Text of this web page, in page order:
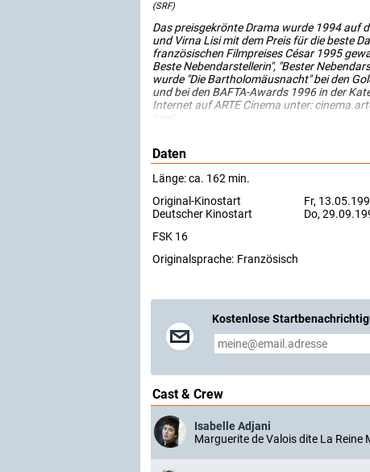
(SRF)
Das preisgekrönte Drama wurde 1994 auf
und Virna Lisi mit dem Preis für die beste
französischen Filmpreises César 1995
Beste Nebendarstellerin", "Bester
wurde "Die Bartholomäusnacht" bei den
und bei den BAFTA-Awards 1996 in der
Internet auf ARTE Cinema unter:
(arte)
Daten
Länge: ca. 162 min.
Original-Kinostart
Fr,
Deutscher Kinostart
Do,
FSK 16
Originalsprache: Französisch
Kostenlose
Cast & Crew
Isabelle Adjani
Marguerite de Valois dite La Reine